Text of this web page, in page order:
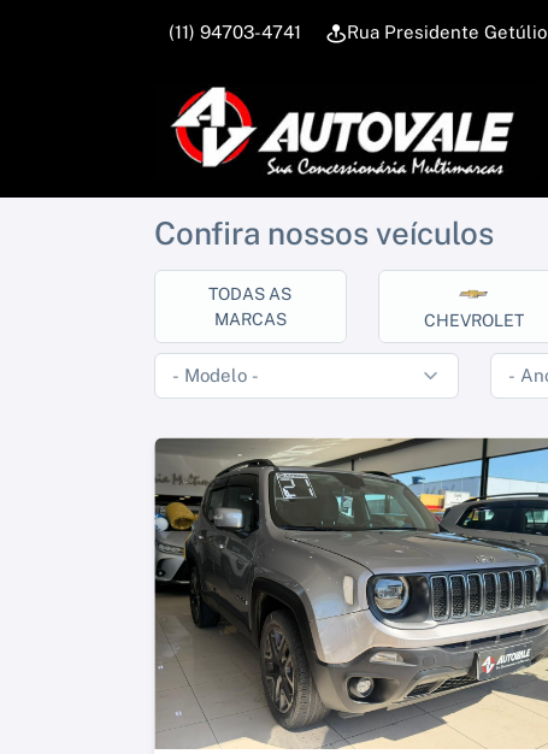
(11) 94703-4741 Rua Presidente Getúlio
Confira nossos veículos
TODAS AS
MARCAS
CHEVROLET